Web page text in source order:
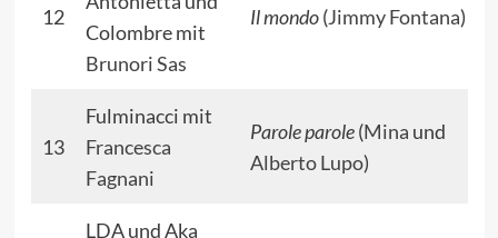
12
Colombre mit
Brunori Sas
Il mondo(Jimmy Fontana)
13
Fulminacci mit
Francesca
Fagnani
Parole parole(Mina und
Alberto Lupo)
LDA und Aka